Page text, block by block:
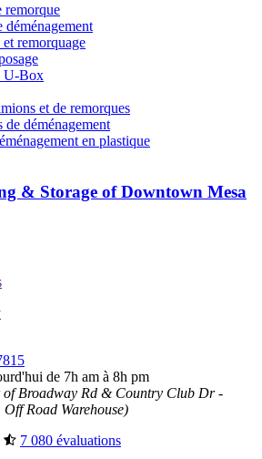
remorque
déménagement
remorquage
U-Box
et de remorques
de déménagement
en plastique
& Storage of Downtown Mesa
de 7h am à 8h pm
of Broadway Rd & Country Club Dr -
Off Road Warehouse)
7 080 évaluations